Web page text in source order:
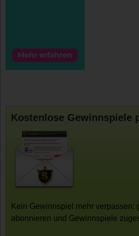
Kostenlose Gewinnspiele
Kein Gewinnspiel mehr verpassen:
abonnieren und Gewinnspiele